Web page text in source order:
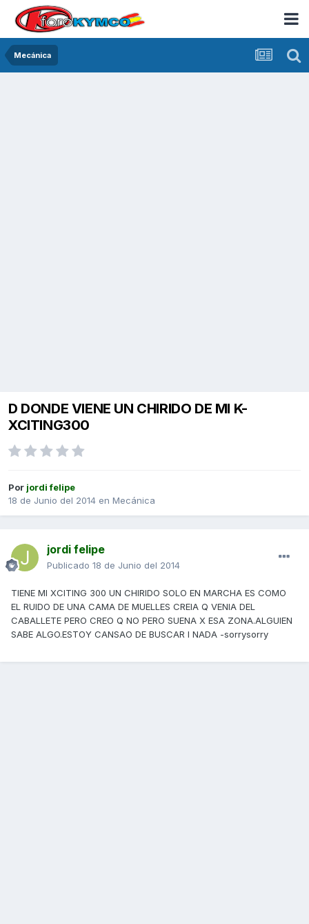
Mecánica
D DONDE VIENE UN CHIRIDO DE MI K-
XCITING300
Por jordi felipe
18 de Junio del 2014 en Mecánica
jordi felipe
Publicado 18 de Junio del 2014
TIENE MI XCITING 300 UN CHIRIDO SOLO EN MARCHA ES COMO
EL RUIDO DE UNA CAMA DE MUELLES CREIA Q VENIA DEL
CABALLETE PERO CREO Q NO PERO SUENA X ESA ZONA.ALGUIEN
SABE ALGO.ESTOY CANSAO DE BUSCAR I NADA -sorrysorry